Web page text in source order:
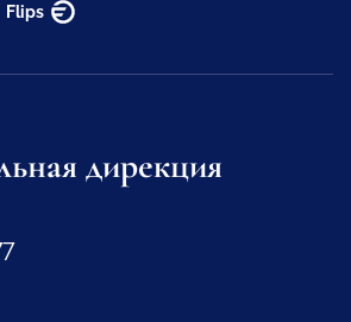
Flips
дирекция